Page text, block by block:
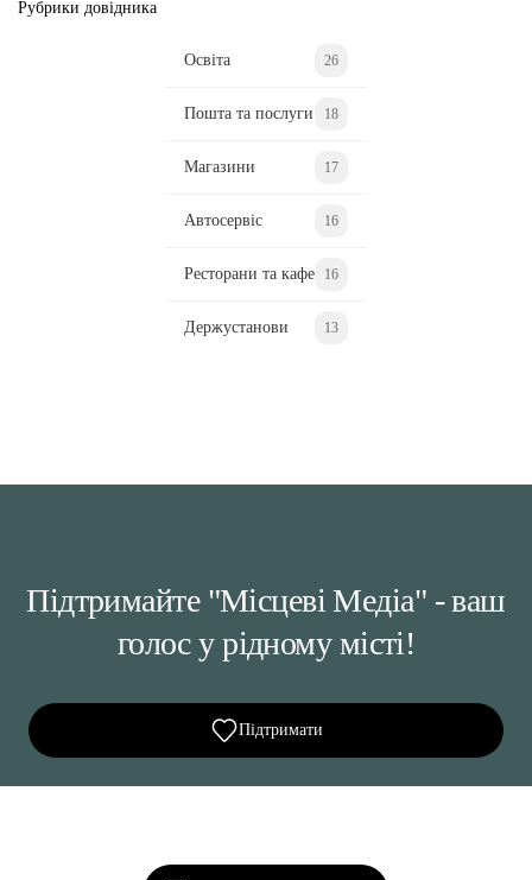
Рубрики довідника
Освіта 26
Пошта та послуги 18
Магазини 17
Автосервіс 16
Ресторани та кафе 16
Держустанови 13
Підтримайте "Місцеві Медіа" - ваш
голос у рідному місті!
Підтримати